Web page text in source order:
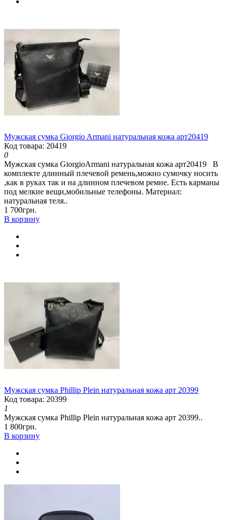
Мужская сумка Giorgio Armani натуральная кожа арт20419
Код товара: 20419
0
Мужская сумка GiorgioArmani натуральная кожа арт20419 В
комплекте длинный плечевой ремень,можно сумочку носить
,как в руках так и на длинном плечевом ремне. Есть карманы
под мелкие вещи,мобильные телефоны. Материал:
натуральная теля..
1 700грн.
В корзину
Мужская сумка Phillip Plein натуральная кожа арт 20399
Код товара: 20399
1
Мужская сумка Phillip Plein натуральная кожа арт 20399..
1 800грн.
В корзину